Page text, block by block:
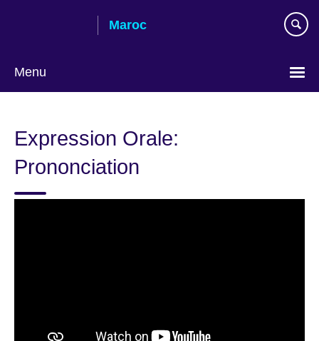
Maroc
Menu
langue
Expression Orale:
Prononciation